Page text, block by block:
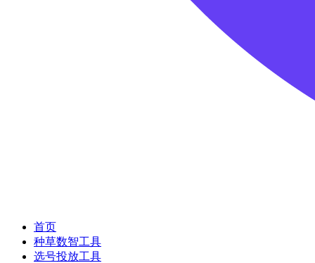
首页
种草数智工具
选号投放工具